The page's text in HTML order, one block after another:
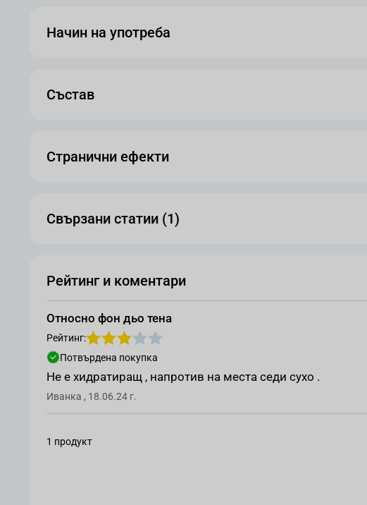
Начин на употреба
Състав
Странични ефекти
Свързани статии (1)
Рейтинг и коментари
Относно фон дьо тена
Рейтинг:
Потвърдена покупка
Не е хидратиращ , напротив на места седи сухо .
Оценен от
Иванка , 18 юни 2024 г.
18.06.24 г.
1 продукт